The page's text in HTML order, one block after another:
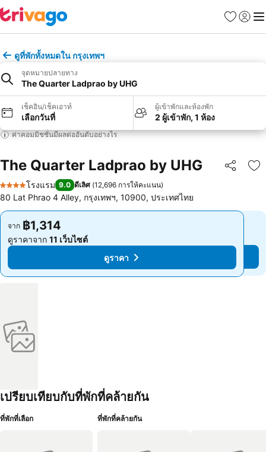
รายการโป
เข้าสู่ร
เมนู
ดูที่พักทั้งหมดใน กรุงเทพฯ
จุดหมายปลายทาง
The Quarter Ladprao by UHG
เช็คอิน/เช็คเอาท์
เลือกวันที่
ผู้เข้าพักและห้องพัก
2 ผู้เข้าพัก, 1 ห้อง
ค่าคอมมิชชั่นมีผลต่ออันดับอย่างไร
The Quarter Ladprao by UHG แชร์
เ
4 ดาว
โรงแรม 9.0 ดีเลิศ (12,696 การให้คะแนน)
80 Lat Phrao 4 Alley, กรุงเทพฯ, 10900, ประเทศไทย
จาก ฿1,314
ดูราคาจาก 11 เว็บไซต์
ดูราคา
จาก ฿1,314
ดูราคาจาก 11 เว็บไซต์
ดูราคา
เปรียบเทียบกับที่พักที่คล้ายกัน
ที่พักที่เลือก ที่พักที่คล้ายกัน